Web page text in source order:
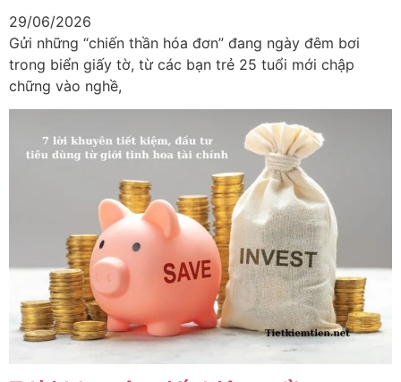
29/06/2026
Gửi những “chiến thần hóa đơn” đang ngày đêm bơi
trong biển giấy tờ, từ các bạn trẻ 25 tuổi mới chập
chững vào nghề,